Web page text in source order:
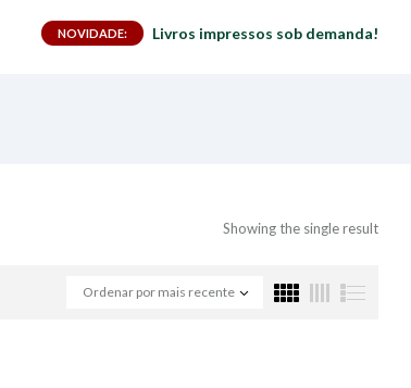
NOVIDADE: Livros impressos sob demanda!
Showing the single result
Ordenar por mais recente